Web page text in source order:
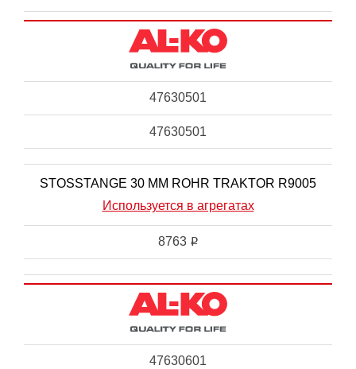
47630501
47630501
STOSSTANGE 30 MM ROHR TRAKTOR R9005
Используется в агрегатах
8763 i
47630601